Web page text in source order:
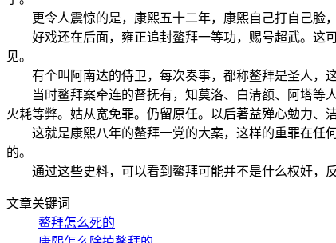
更令人震惊的是，康熙五十二年，康熙自己打自己脸
好戏还在后面，雍正追封鳌拜一等功，赐号超武。这
见。
有个叫阿南达的侍卫，每次奏事，都称鳌拜是圣人，这
当时鳌拜案牵连的督抚有，知莫洛、白清额、阿塔等人
火耗等弊。姑从宽免罪。仍留原任。以后著益殚心勉力、
这就是康熙八年的鳌拜一党的大案，这样的重罪在任何
的。
通过这些史料，可以看到鳌拜可能并不是什么权奸，反
文章关键词
鳌拜怎么死的